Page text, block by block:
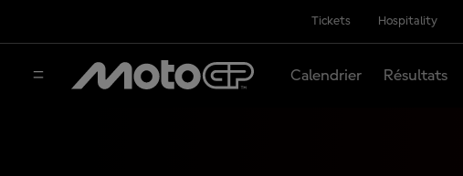
Tickets Hospitality
Calendrier Résultats